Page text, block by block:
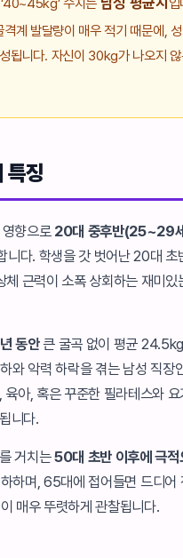
계 발달량이 매우 적기 때문에,
됩니다. 자신이 30kg가 나오지
특징
향으로 20대 중후반(25~29
니다. 학생을 갓 벗어난 20대 초
근력이 소폭 상회하는 재미있
동안큰 굴곡 없이 평균
악력 하락을 겪는 남성 직장
아, 혹은 꾸준한 필라테스와 요
니다.
거치는50대 초반 이후에 극적
하며, 65대에 접어들면 드디어
매우 뚜렷하게 관찰됩니다.